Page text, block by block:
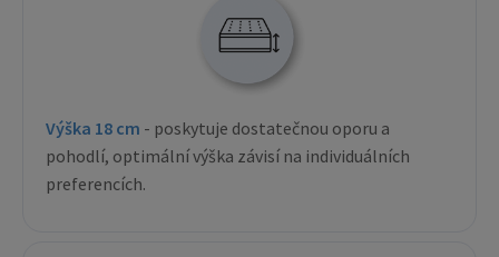
Výška 18 cm - poskytuje dostatečnou oporu a
pohodlí, optimální výška závisí na individuálních
preferencích.